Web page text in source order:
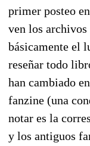
primer posteo
ven los archivos
básicamente el
reseñar todo
han cambiado
fanzine (una
notar es la
y los antiguos